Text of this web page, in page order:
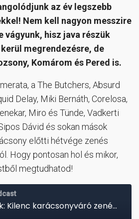
az év legszebb
Nem kell nagyon messzire
vágyunk, hisz java részük
megrendezésre, de
Komárom és Pered is.
a The Butchers, Absurd
Delay, Miki Bernáth, Corelosa,
Miro és Tünde, Vadkerti
Dávid és sokan mások
előtti hétvége zenés
Hogy pontosan hol és mikor,
megtudhatod!